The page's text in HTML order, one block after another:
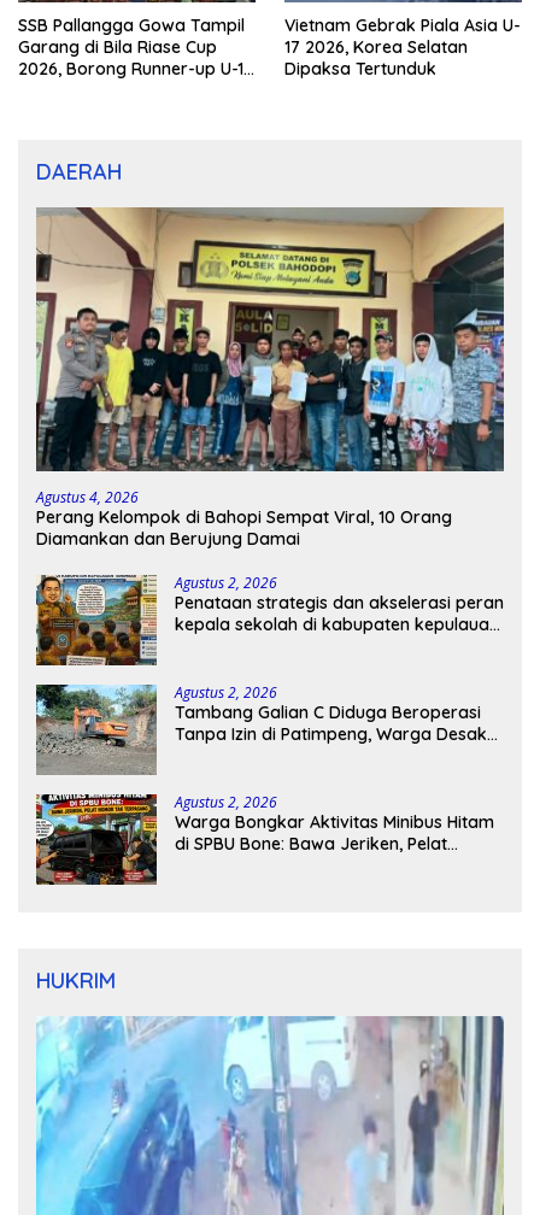
SSB Pallangga Gowa Tampil
Garang di Bila Riase Cup
2026, Borong Runner-up U-10
Vietnam Gebrak Piala Asia U-
17 2026, Korea Selatan
Dipaksa Tertunduk
DAERAH
Agustus 4, 2026
Perang Kelompok di Bahopi Sempat Viral, 10 Orang
Diamankan dan Berujung Damai
Agustus 2, 2026
Penataan strategis dan akselerasi peran
kepala sekolah di kabupaten kepulauan
Agustus 2, 2026
Tambang Galian C Diduga Beroperasi
Tanpa Izin di Patimpeng, Warga Desak
Agustus 2, 2026
Warga Bongkar Aktivitas Minibus Hitam
di SPBU Bone: Bawa Jeriken, Pelat
HUKRIM